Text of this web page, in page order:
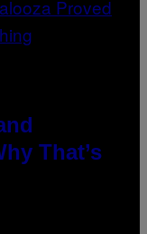
That’s